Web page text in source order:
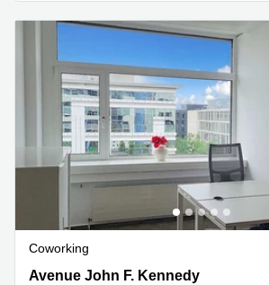
Coworking
43 avenue John F. Kennedy, Kirchberg
Avenue John F. Kennedy